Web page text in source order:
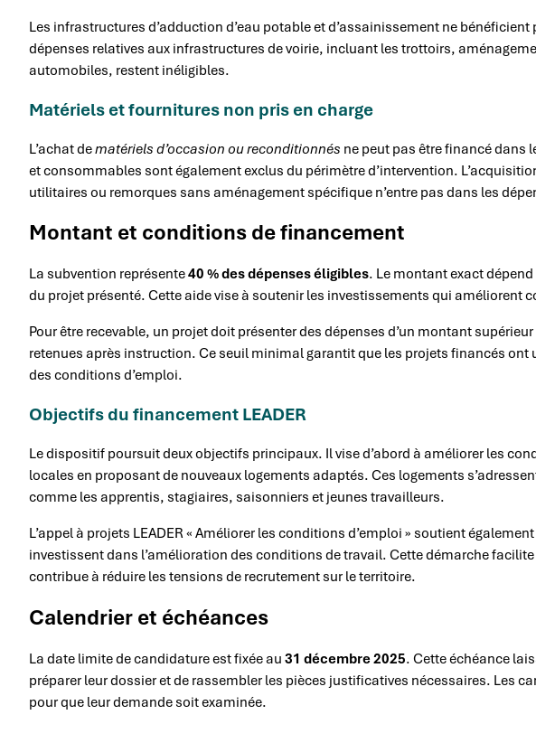
Les infrastructures d’adduction d’eau potable et d’assainissement ne
dépenses relatives aux infrastructures de voirie, incluant les trottoirs,
automobiles, restent inéligibles.
Matériels et fournitures non pris en charge
L’achat dematériels d’occasion ou reconditionnés ne peut pas être financé dans
et consommables sont également exclus du périmètre d’intervention.
utilitaires ou remorques sans aménagement spécifique n’entre pas dans les
Montant et conditions de financement
La subvention représente40 % des dépenses éligibles. Le montant exact
du projet présenté. Cette aide vise à soutenir les investissements qui améliorent
Pour être recevable, un projet doit présenter des dépenses d’un montant supérieur
retenues après instruction. Ce seuil minimal garantit que les projets financés
des conditions d’emploi.
Objectifs du financement LEADER
Le dispositif poursuit deux objectifs principaux. Il vise d’abord à améliorer les
locales en proposant de nouveaux logements adaptés. Ces logements
comme les apprentis, stagiaires, saisonniers et jeunes travailleurs.
L’appel à projets LEADER « Améliorer les conditions d’emploi » soutient
investissent dans l’amélioration des conditions de travail. Cette démarche
contribue à réduire les tensions de recrutement sur le territoire.
Calendrier et échéances
La date limite de candidature est fixée au 31 décembre 2025. Cette échéance
préparer leur dossier et de rassembler les pièces justificatives nécessaires. Les
pour que leur demande soit examinée.